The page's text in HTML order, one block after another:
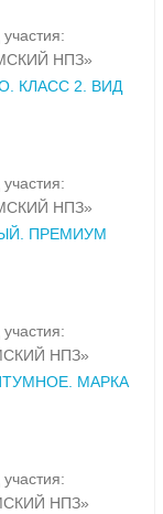
НПЗ»
КЛАСС 2. ВИД
НПЗ»
ПРЕМИУМ
НПЗ»
МАРКА
НПЗ»